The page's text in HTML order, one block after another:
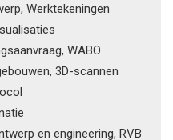
Werktekeningen
WABO
3D-scannen
en engineering, RVB